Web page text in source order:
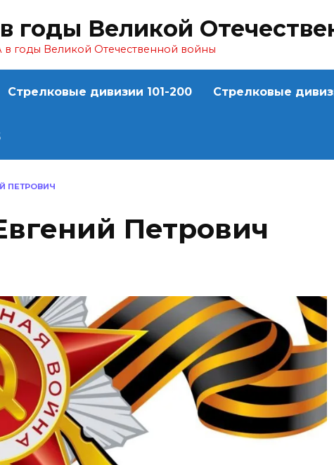
годы Великой
годы Великой Отечественной войны
Стрелковые дивизии 101-200 Стрелковые
ПЕТРОВИЧ
Петрович